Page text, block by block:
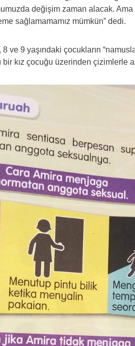
değişim zaman alacak.
sağlamamamız mümkün” dedi.
ve 9 yaşındaki çocukların
kız çocuğu üzerinden çizimlerle